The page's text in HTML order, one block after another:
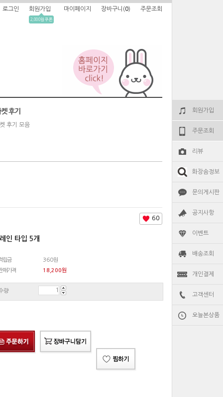
회원가입
주문조회
리뷰
화장솜정보
문의게시판
공지사항
이벤트
배송조회
개인결제
고객센터
오늘본상품
로그인 회원가입
2,000원 쿠폰
마이페이지 장바구니(0) 주문조회
후기
후기 모음
60
인 타입 5개
립금
360원
매가격
18,200원
량